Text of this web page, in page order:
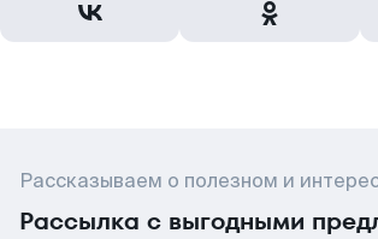
Рассказываем о полезном и
Рассылка с выгодными